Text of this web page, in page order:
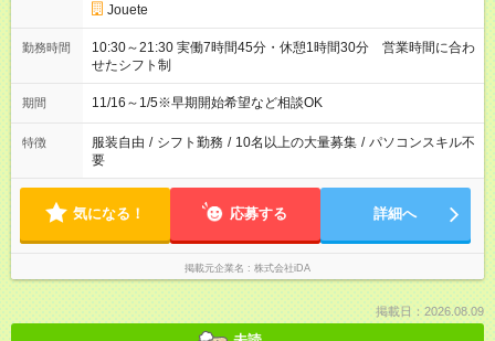
Jouete
勤務時間
10:30～21:30 実働7時間45分・休憩1時間30分 営業時間に合わ
せたシフト制
期間 11/16～1/5※早期開始希望など相談OK
特徴 服装自由 / シフト勤務 / 10名以上の大量募集 / パソコンスキル不
要
気になる！ 応募する 詳細へ
掲載元企業名 株式会社iDA
掲載日：2026.08.09